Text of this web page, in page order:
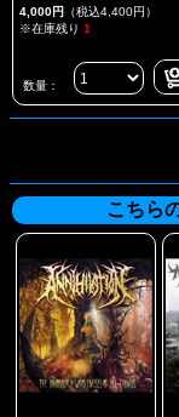
4,000円 （税込4,400円）
※在庫残り 1
数量：
こちら